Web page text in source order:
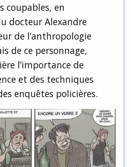
coupables, en
docteur Alexandre
de l’anthropologie
de ce personnage,
l’importance de
et des techniques
enquêtes policières.